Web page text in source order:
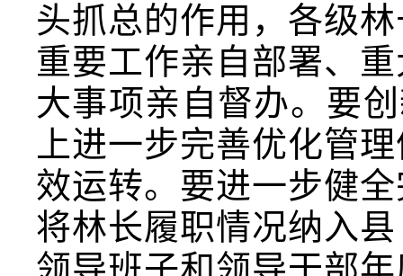
头抓总的作用，各级
重要工作亲自部署、
大事项亲自督办。要
上进一步完善优化管
效运转。要进一步健
将林长履职情况纳入